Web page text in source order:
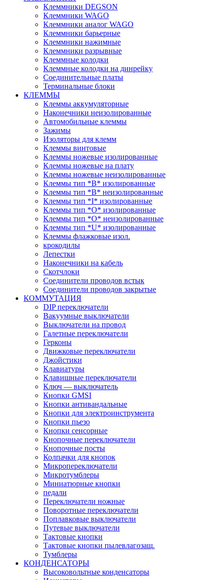
Клеммники DEGSON
Клеммники WAGO
Клеммники аналог WAGO
Клеммники барьерные
Клеммники нажимные
Клеммники разрывные
Клеммные колодки
Клеммные колодки на динрейку
Соединительные платы
Терминальные блоки
КЛЕММЫ
Клеммы аккумуляторные
Наконечники неизолированные
Автомобильные клеммы
Зажимы
Изоляторы для клемм
Клеммы винтовые
Клеммы ножевые изолированные
Клеммы ножевые на плату
Клеммы ножевые неизолированные
Клеммы тип *B* изолированные
Клеммы тип *B* неизолированные
Клеммы тип *I* изолированные
Клеммы тип *O* изолированные
Клеммы тип *O* неизолированные
Клеммы тип *U* изолированные
Клеммы флажковые изол.
крокодилы
Лепестки
Наконечники на кабель
Скотчлоки
Соединители проводов встык
Соединители проводов закрытые
КОММУТАЦИЯ
DIP переключатели
Вакуумные выключатели
Выключатели на провод
Галетные переключатели
Герконы
Движковые переключатели
Джойстики
Клавиатуры
Клавишные переключатели
Ключ — выключатель
Кнопки GMSI
Кнопки антивандальные
Кнопки для электроинструмента
Кнопки пьезо
Кнопки сенсорные
Кнопочные переключатели
Кнопочные посты
Колпачки для кнопок
Микропереключатели
Микротумблеры
Миниатюрные кнопки
педали
Переключатели ножные
Поворотные переключатели
Поплавковые выключатели
Путевые выключатели
Тактовые кнопки
Тактовые кнопки пылевлагозащ.
Тумблеры
КОНДЕНСАТОРЫ
Высоковольтные конденсаторы